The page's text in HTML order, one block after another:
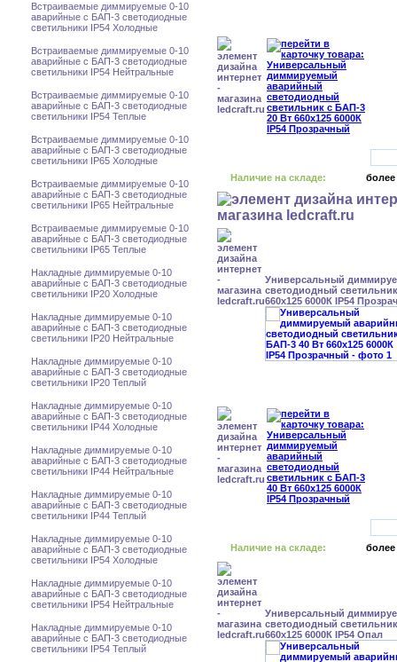
Встраиваемые диммируемые 0-10
аварийные с БАП-3 светодиодные
светильники IP54 Холодные
Встраиваемые диммируемые 0-10
аварийные с БАП-3 светодиодные
светильники IP54 Нейтральные
Встраиваемые диммируемые 0-10
аварийные с БАП-3 светодиодные
светильники IP54 Теплые
Встраиваемые диммируемые 0-10
аварийные с БАП-3 светодиодные
светильники IP65 Холодные
Встраиваемые диммируемые 0-10
аварийные с БАП-3 светодиодные
светильники IP65 Нейтральные
Встраиваемые диммируемые 0-10
аварийные с БАП-3 светодиодные
светильники IP65 Теплые
Накладные диммируемые 0-10
аварийные с БАП-3 светодиодные
светильники IP20 Холодные
Накладные диммируемые 0-10
аварийные с БАП-3 светодиодные
светильники IP20 Нейтральные
Накладные диммируемые 0-10
аварийные с БАП-3 светодиодные
светильники IP20 Теплый
Накладные диммируемые 0-10
аварийные с БАП-3 светодиодные
светильники IP44 Холодные
Накладные диммируемые 0-10
аварийные с БАП-3 светодиодные
светильники IP44 Нейтральные
Накладные диммируемые 0-10
аварийные с БАП-3 светодиодные
светильники IP44 Теплый
Накладные диммируемые 0-10
аварийные с БАП-3 светодиодные
светильники IP54 Холодные
Накладные диммируемые 0-10
аварийные с БАП-3 светодиодные
светильники IP54 Нейтральные
Накладные диммируемые 0-10
аварийные с БАП-3 светодиодные
светильники IP54 Теплый
Наличие на складе: более
Универсальный
светодиодный
660x125 6000К IP54
Наличие на складе: более
Универсальный
светодиодный
660x125 6000К IP54 Опал